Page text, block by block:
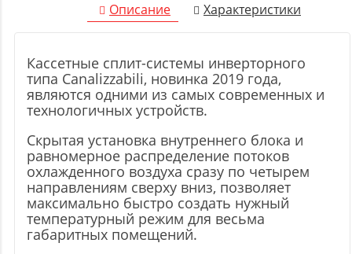
Описание Характеристики
Кассетные сплит-системы инверторного
типа Canalizzabili, новинка 2019 года,
являются одними из самых современных и
технологичных устройств.
Скрытая установка внутреннего блока и
равномерное распределение потоков
охлажденного воздуха сразу по четырем
направлениям сверху вниз, позволяет
максимально быстро создать нужный
температурный режим для весьма
габаритных помещений.